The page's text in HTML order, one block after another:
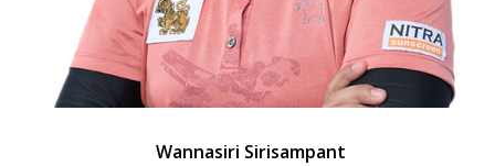
Wannasiri Sirisampant